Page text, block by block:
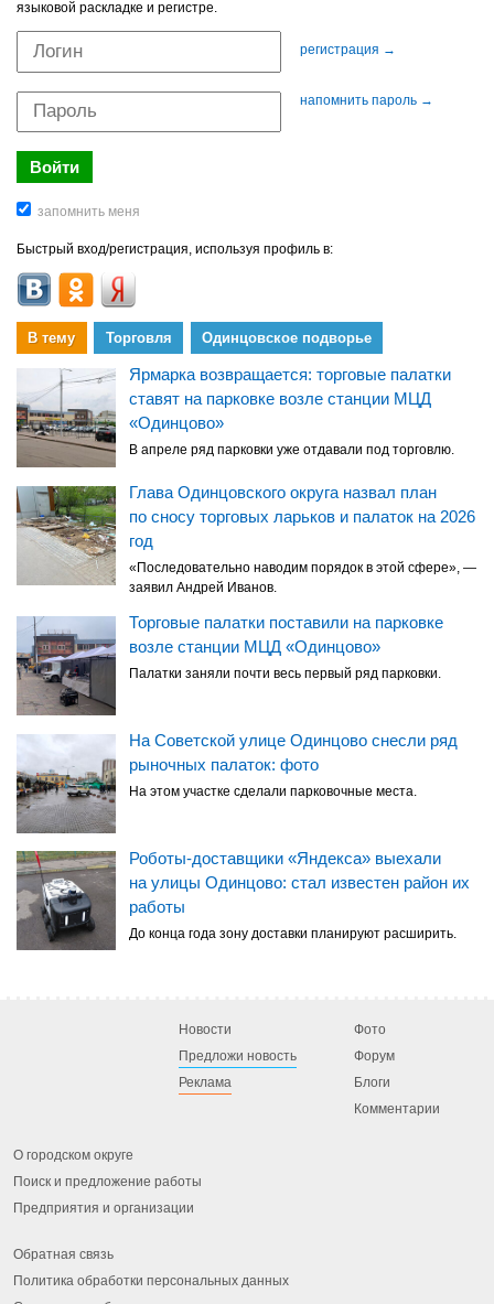
языковой раскладке и регистре.
регистрация →
напомнить пароль →
Быстрый вход/регистрация, используя профиль в:
В тему Торговля Одинцовское подворье
Ярмарка возвращается: торговые палатки
ставят на парковке возле станции МЦД
«Одинцово»
В апреле ряд парковки уже отдавали под торговлю.
Глава Одинцовского округа назвал план
по сносу торговых ларьков и палаток на 2026
год
«Последовательно наводим порядок в этой сфере», —
заявил Андрей Иванов.
Торговые палатки поставили на парковке
возле станции МЦД «Одинцово»
Палатки заняли почти весь первый ряд парковки.
На Советской улице Одинцово снесли ряд
рыночных палаток: фото
На этом участке сделали парковочные места.
Роботы-доставщики «Яндекса» выехали
на улицы Одинцово: стал известен район их
работы
До конца года зону доставки планируют расширить.
Новости
Предложи новость
Реклама
Фото
Форум
Блоги
Комментарии
О городском округе
Поиск и предложение работы
Предприятия и организации
Обратная связь
Политика обработки персональных данных